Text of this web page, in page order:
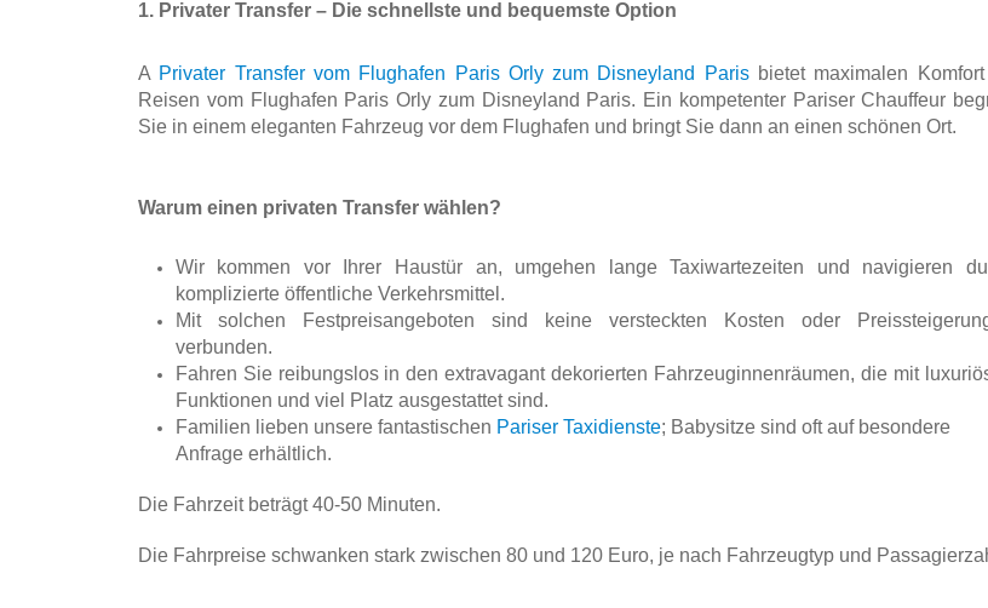
1. Privater Transfer – Die schnellste und bequemste Option
A Privater Transfer vom Flughafen Paris Orly zum Disneyland Paris bietet maximalen
Reisen vom Flughafen Paris Orly zum Disneyland Paris. Ein kompetenter Pariser Chauffeur
Sie in einem eleganten Fahrzeug vor dem Flughafen und bringt Sie dann an einen schönen Ort.
Warum einen privaten Transfer wählen?
Wir kommen vor Ihrer Haustür an, umgehen lange Taxiwartezeiten und navigieren
komplizierte öffentliche Verkehrsmittel.
Mit solchen Festpreisangeboten sind keine versteckten Kosten oder
verbunden.
Fahren Sie reibungslos in den extravagant dekorierten Fahrzeuginnenräumen, die mit
Funktionen und viel Platz ausgestattet sind.
Familien lieben unsere fantastischen Pariser Taxidienste; Babysitze sind oft auf besondere
Anfrage erhältlich.
Die Fahrzeit beträgt 40-50 Minuten.
Die Fahrpreise schwanken stark zwischen 80 und 120 Euro, je nach Fahrzeugtyp und